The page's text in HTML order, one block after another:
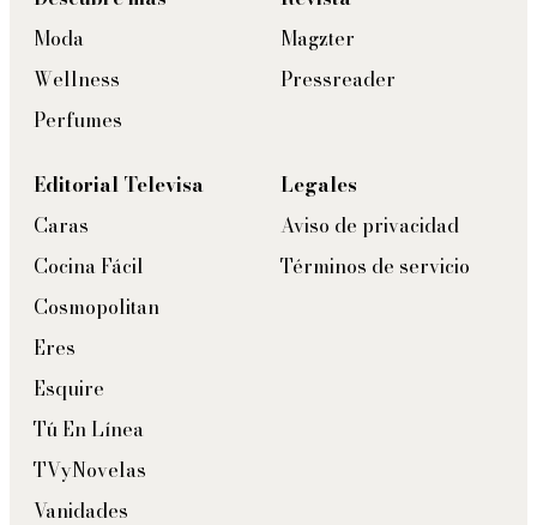
Moda
Wellness
Perfumes
Magzter
Pressreader
Editorial Televisa
Caras
Cocina Fácil
Cosmopolitan
Eres
Esquire
Tú En Línea
TVyNovelas
Vanidades
Legales
Aviso de privacidad
Términos de servicio